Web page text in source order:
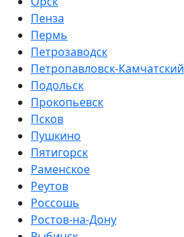
Пенза
Пермь
Петрозаводск
Петропавловск-Камчатский
Подольск
Прокопьевск
Псков
Пушкино
Пятигорск
Раменское
Реутов
Россошь
Ростов-на-Дону